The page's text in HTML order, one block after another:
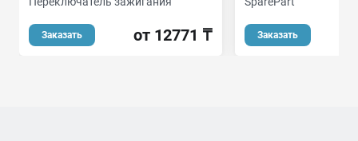
Заказать от 12771 ₸ Заказать